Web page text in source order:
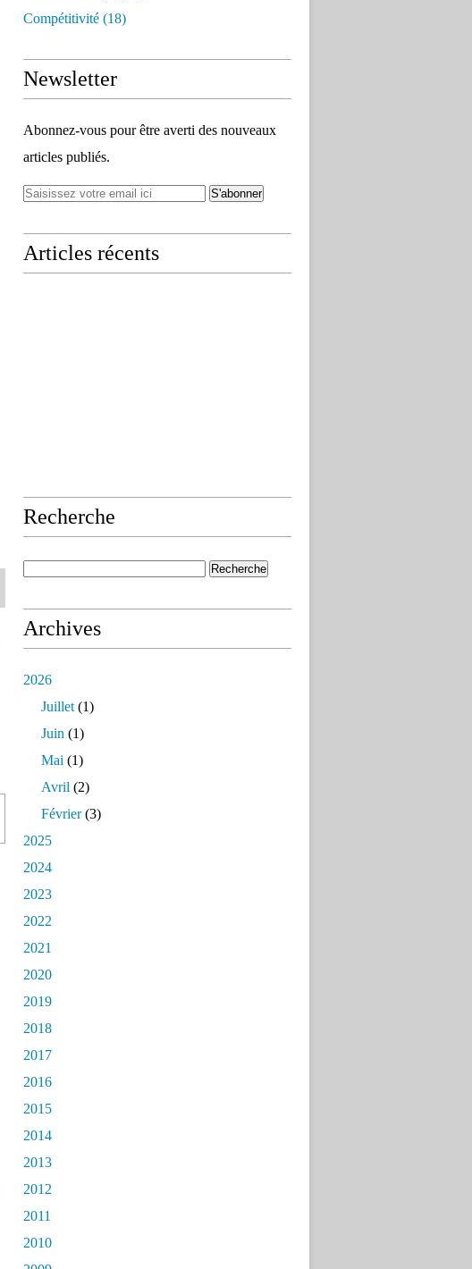
Compétitivité (18)
Newsletter
Abonnez-vous pour être averti des nouveaux
articles publiés.
Articles récents
Recherche
Archives
2026
Juillet (1)
Juin (1)
Mai (1)
Avril (2)
Février(3)
2025
2024
2023
2022
2021
2020
2019
2018
2017
2016
2015
2014
2013
2012
2011
2010